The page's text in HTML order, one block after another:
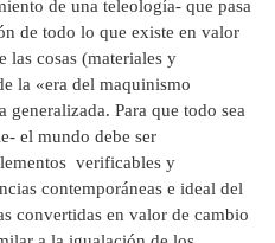
de una teleología- que pasa
de todo lo que existe en valor
las cosas (materiales y
la «era del maquinismo
Para que todo sea
el mundo debe ser
verificables y
contemporáneas e ideal del
convertidas en valor de cambio